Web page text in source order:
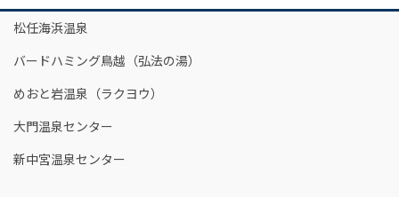
松任海浜温泉
バードハミング鳥越（弘法の湯）
めおと岩温泉（ラクヨウ）
大門温泉センター
新中宮温泉センター